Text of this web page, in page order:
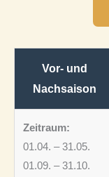
Vor- und
Nachsaison
Zeitraum:
01.04. – 31.05.
01.09. – 31.10.